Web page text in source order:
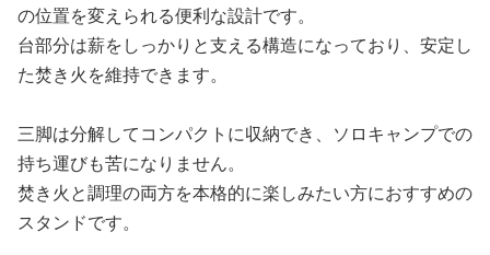
の位置を変えられる便利な設計です。
台部分は薪をしっかりと支える構造になっており、安定し
た焚き火を維持できます。
三脚は分解してコンパクトに収納でき、ソロキャンプでの
持ち運びも苦になりません。
焚き火と調理の両方を本格的に楽しみたい方におすすめの
スタンドです。